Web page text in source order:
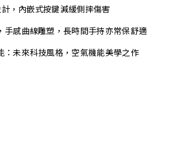
，內嵌式按鍵減緩側摔傷害
手感曲線雕塑，長時間手持亦常保舒適
：未來科技風格，空氣機能美學之作